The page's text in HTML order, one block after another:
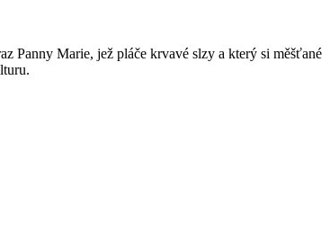
Panny Marie, jež pláče krvavé slzy a který si měšťané